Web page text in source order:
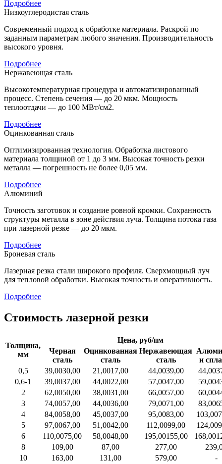
Подробнее
Низкоуглеродистая сталь
Современный подход к обработке материала. Раскрой по
заданным параметрам любого значения. Производительность
высокого уровня.
Подробнее
Нержавеющая сталь
Высокотемпературная процедура и автоматизированный
процесс. Степень сечения — до 20 мкм. Мощность
теплоотдачи — до 100 МВт/см2.
Подробнее
Оцинкованная сталь
Оптимизированная технология. Обработка листового
материала толщиной от 1 до 3 мм. Высокая точность резки
металла — погрешность не более 0,05 мм.
Подробнее
Алюминий
Точность заготовок и создание ровной кромки. Сохранность
структуры металла в зоне действия луча. Толщина потока газа
при лазерной резке — до 20 мкм.
Подробнее
Броневая сталь
Лазерная резка стали широкого профиля. Сверхмощный луч
для тепловой обработки. Высокая точность и оперативность.
Подробнее
Стоимость лазерной резки
Толщина,
мм
Цена, руб/пм
Черная
сталь
Оцинкованная
сталь
Нержавеющая
сталь
и
0,5
39,0030,00 21,0017,00 44,0039,00 44,00
0,6-1
39,0037,00 44,0022,00 57,0047,00 59,00
2
62,0050,00 38,0031,00 66,0057,00 60,00
3
74,0057,00 44,0036,00 79,0071,00 83,00
4
84,0058,00 45,0037,00 95,0083,00 103,00
5
97,0067,00 51,0042,00 112,0099,00 124,00
6
110,0075,00 58,0048,00 195,00155,00 168,00
8
109,00 87,00 277,00
10
163,00 131,00 579,00
-